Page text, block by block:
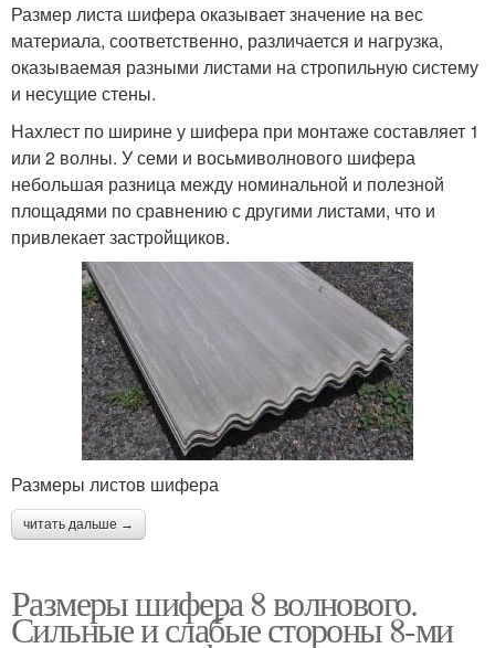
Размер листа шифера оказывает значение на вес
материала, соответственно, различается и нагрузка,
оказываемая разными листами на стропильную систему
и несущие стены.
Нахлест по ширине у шифера при монтаже составляет 1
или 2 волны. У семи и восьмиволнового шифера
небольшая разница между номинальной и полезной
площадями по сравнению с другими листами, что и
привлекает застройщиков.
Размеры листов шифера
читать дальше →
Размеры шифера 8 волнового.
Сильные и слабые стороны 8-ми